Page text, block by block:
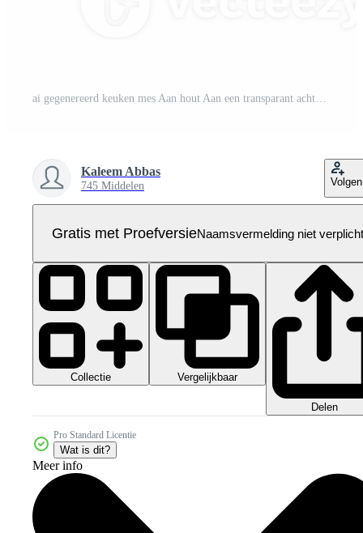
ai gegenereerd keuken mes Aan hout Aan een transparant achtergrond Pro PNG
Kaleem Abbas
745 Middelen Volgen
Gratis met ProefversieNaamsvermelding niet verplicht
Collectie Vergelijkbaar
Delen
Pro Standard Licentie
Wat is dit?
Meer info